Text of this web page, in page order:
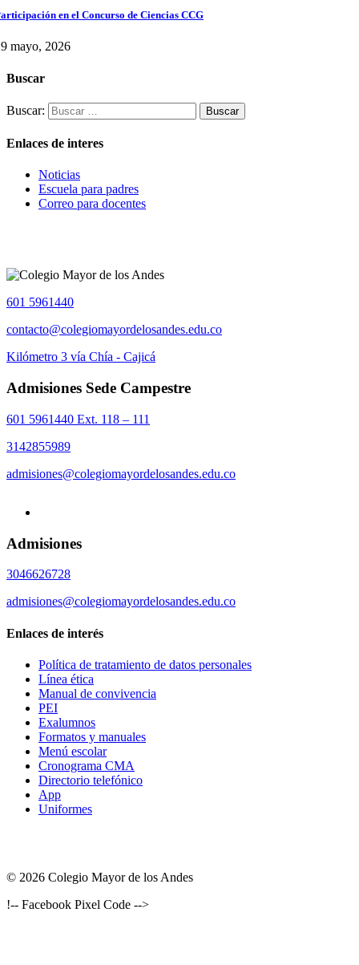
en el Concurso de Ciencias CCG
mayo, 2026
Buscar
Buscar:
Enlaces de interes
Noticias
Escuela para padres
Correo para docentes
601 5961440
contacto@colegiomayordelosandes.edu.co
Kilómetro 3 vía Chía - Cajicá
Admisiones Sede Campestre
601 5961440 Ext. 118 – 111
3142855989
admisiones@colegiomayordelosandes.edu.co
Admisiones
3046626728
admisiones@colegiomayordelosandes.edu.co
Enlaces de interés
Política de tratamiento de datos personales
Línea ética
Manual de convivencia
PEI
Exalumnos
Formatos y manuales
Menú escolar
Cronograma CMA
Directorio telefónico
App
Uniformes
© 2026 Colegio Mayor de los Andes
!-- Facebook Pixel Code -->